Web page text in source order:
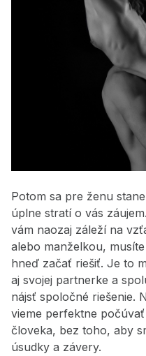
Potom sa pre ženu
úplne stratí o vás
vám naozaj záleží na
alebo manželkou,
hneď začať riešiť. Je to
aj svojej partnerke a
nájsť spoločné riešenie.
vieme perfektne
človeka, bez toho, aby
úsudky a závery.